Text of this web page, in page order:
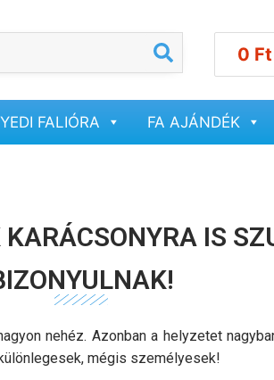
0 Ft
FALIÓRA FA AJÁNDÉK
IS
nehéz. Azonban a helyzetet
mégis személyesek!